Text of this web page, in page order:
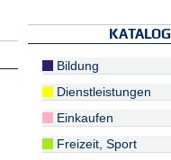
KATALOG
Bildung
Dienstleistungen
Einkaufen
Freizeit, Sport